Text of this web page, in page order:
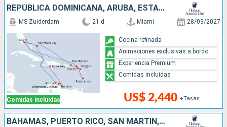
REPÚBLICA DOMINICANA, ARUBA, ESTADOS UNIDOS, SAN MARTÍN, SANTA LUCIA, ANTIGUA Y BARBUDA, BAHAMAS
Comidas incluidas
MS Zuiderdam 21 d Miami 28/03/2027
US$ 2,440 +Tasas
Cocina refinada
Animaciones exclusivas a bordo
Experiencia Premium
Comidas incluidas
BAHAMAS, PUERTO RICO, SAN MARTÍN, ANTIGUA Y BARBUDA, SANTA LUCIA, DOMINICA, BARBADOS, GRENADA, TRINIDAD Y TOBAGO, ARUBA, JAMAICA, ESTADOS UNIDOS